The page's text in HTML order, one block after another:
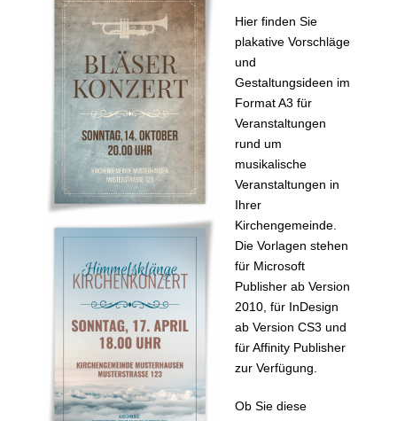
Hier finden Sie
plakative Vorschläge
und
Gestaltungsideen im
Format A3 für
Veranstaltungen
rund um
musikalische
Veranstaltungen in
Ihrer
Kirchengemeinde.
Die Vorlagen stehen
für Microsoft
Publisher ab Version
2010, für InDesign
ab Version CS3 und
für Affinity Publisher
zur Verfügung.
Ob Sie diese